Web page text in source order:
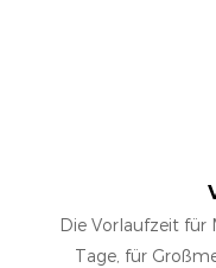
Die Vorlaufzeit für
Tage, für